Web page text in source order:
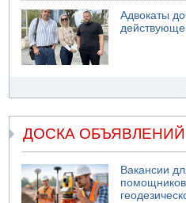
Адвокаты
ДОСКА ОБЪЯВЛЕНИЙ
Вакансии